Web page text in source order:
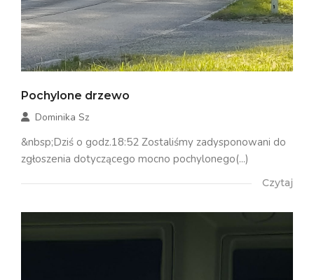
Pochylone drzewo
Dominika Sz
&nbsp;Dziś o godz.18:52 Zostaliśmy zadysponowani do
zgłoszenia dotyczącego mocno pochylonego(...)
Czytaj